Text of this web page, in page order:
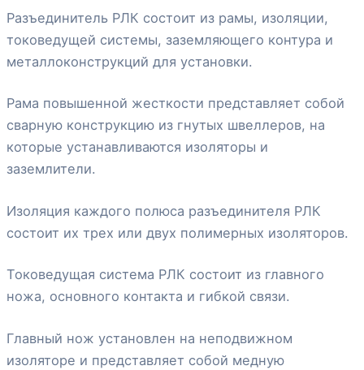
Разъединитель РЛК состоит из рамы, изоляции,
токоведущей системы, заземляющего контура и
металлоконструкций для установки.
Рама повышенной жесткости представляет собой
сварную конструкцию из гнутых швеллеров, на
которые устанавливаются изоляторы и
заземлители.
Изоляция каждого полюса разъединителя РЛК
состоит их трех или двух полимерных изоляторов.
Токоведущая система РЛК состоит из главного
ножа, основного контакта и гибкой связи.
Главный нож установлен на неподвижном
изоляторе и представляет собой медную